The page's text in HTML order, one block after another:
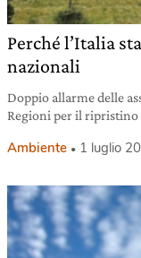
Perché l’Italia
nazionali
Doppio allarme delle
Regioni per il
Ambiente 1 luglio